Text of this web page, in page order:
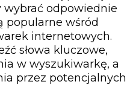
wybrać odpowiednie
popularne wśród
internetowych.
słowa kluczowe,
w wyszukiwarkę, a
przez potencjalnych